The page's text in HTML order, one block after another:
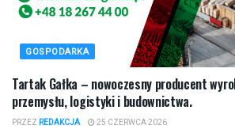
GOSPODARKA
Tartak Gałka – nowoczesny producent
przemysłu, logistyki i budownictwa.
PRZEZ REDAKCJA 25 CZERWCA 2026